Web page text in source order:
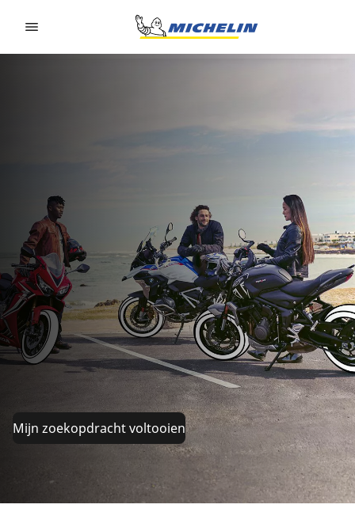
Mijn zoekopdracht voltooien